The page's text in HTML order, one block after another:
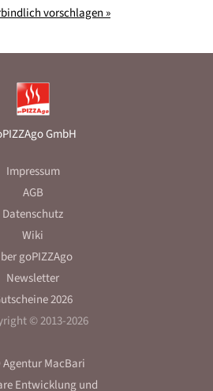
vorschlagen »
GmbH
Impressum
AGB
Datenschutz
Wiki
goPIZZAgo
Newsletter
2026
© 2013-2026
Agentur MacBari
Entwicklungund